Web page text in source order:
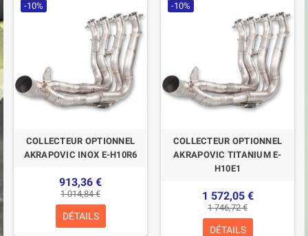
-10%
COLLECTEUR OPTIONNEL
AKRAPOVIC INOX E-H10R6
913,36 €
1 014,84 €
DÉTAILS
-10%
COLLECTEUR OPTIONNEL
AKRAPOVIC TITANIUM E-
H10E1
1 572,05 €
1 746,72 €
DÉTAILS